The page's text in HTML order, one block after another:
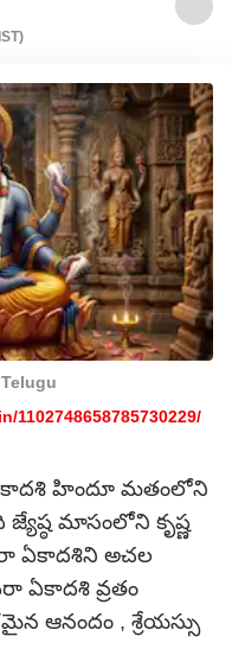
1102748658785730229/
హిందూ మతంలోని
మాసంలోని కృష్ణ
ఏకాదశిని అచల
ఏకాదశి వ్రతం
ఆనందం , శ్రేయస్సు